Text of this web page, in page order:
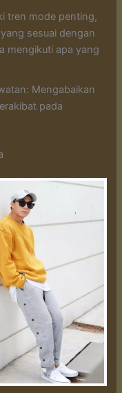
tren mode penting,
sesuai dengan
mengikuti apa yang
Mengabaikan
pada